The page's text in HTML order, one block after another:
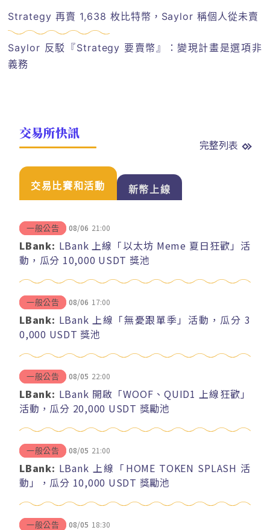
Strategy 再賣 1,638 枚比特幣，Saylor 稱個人從未賣
Saylor 反駁『Strategy 要賣幣』：變現計畫是選項非
義務
交易所快訊
完整列表
交易比賽和活動 新幣上線
一般公告 08/06 21:00
LBank: LBank 上線「以太坊 Meme 夏日狂歡」活
動，瓜分 10,000 USDT 獎池
一般公告 08/06 17:00
LBank: LBank 上線「無憂跟單季」活動，瓜分 3
0,000 USDT 獎池
一般公告 08/05 22:00
LBank: LBank 開啟「WOOF、QUID1 上線狂歡」
活動，瓜分 20,000 USDT 獎勵池
一般公告 08/05 21:00
LBank: LBank 上線「HOME TOKEN SPLASH 活
動」，瓜分 10,000 USDT 獎勵池
一般公告 08/05 18:30